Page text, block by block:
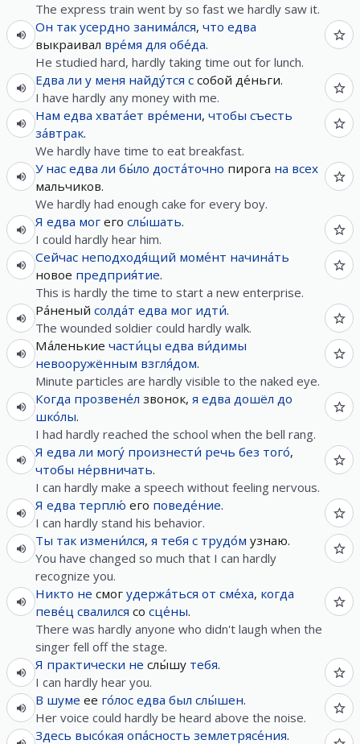
The express train went by so fast we hardly saw it.
Он так усердно занима́лся, что едва
выкраивал вре́мя для обе́да.
He studied hard, hardly taking time out for lunch.
Едва ли у меня найду́тся с собой де́ньги.
I have hardly any money with me.
Нам едва хвата́ет вре́мени, чтобы съесть
за́втрак.
We hardly have time to eat breakfast.
У нас едва ли бы́ло доста́точно пирога на всех
мальчиков.
We hardly had enough cake for every boy.
Я едва мог его слы́шать.
I could hardly hear him.
Сейчас неподходя́щий моме́нт начина́ть
новое предприя́тие.
This is hardly the time to start a new enterprise.
Ра́неный солда́т едва мог идти́.
The wounded soldier could hardly walk.
Ма́ленькие части́цы едва ви́димы
невооружённым взгля́дом.
Minute particles are hardly visible to the naked eye.
Когда прозвене́л звонок, я едва дошёл до
шко́лы.
I had hardly reached the school when the bell rang.
Я едва ли могу́ произнести́ речь без того́,
чтобы не́рвничать.
I can hardly make a speech without feeling nervous.
Я едва терплю́ его поведе́ние.
I can hardly stand his behavior.
Ты так измени́лся, я тебя с трудо́м узнаю.
You have changed so much that I can hardly
recognize you.
Никто не смог удержа́ться от сме́ха, когда
певе́ц свалился со сце́ны.
There was hardly anyone who didn't laugh when the
singer fell off the stage.
Я практически не слы́шу тебя.
I can hardly hear you.
В шуме ее го́лос едва был слы́шен.
Her voice could hardly be heard above the noise.
Здесь высо́кая опа́сность землетрясе́ния.